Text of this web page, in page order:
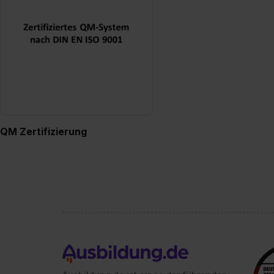
QM Zertifizierung